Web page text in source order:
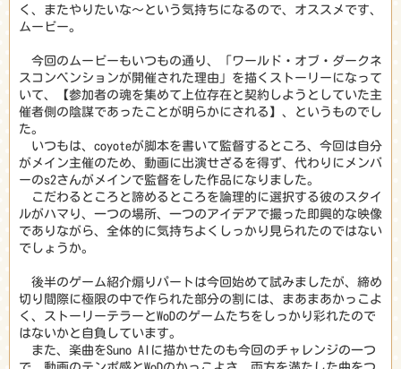
く、またやりたいな〜という気持ちになるので、オススメです、
ムービー。
今回のムービーもいつもの通り、「ワールド・オブ・ダークネ
スコンベンションが開催された理由」を描くストーリーになって
いて、【参加者の魂を集めて上位存在と契約しようとしていた主
催者側の陰謀であったことが明らかにされる】、というものでし
た。
いつもは、coyoteが脚本を書いて監督するところ、今回は自分
がメイン主催のため、動画に出演せざるを得ず、代わりにメンバ
ーのs2さんがメインで監督をした作品になりました。
こだわるところと諦めるところを論理的に選択する彼のスタイ
ルがハマり、一つの場所、一つのアイデアで撮った即興的な映像
でありながら、全体的に気持ちよくしっかり見られたのではない
でしょうか。
後半のゲーム紹介煽りパートは今回始めて試みましたが、締め
切り間際に極限の中で作られた部分の割には、まあまあかっこよ
く、ストーリーテラーとWoDのゲームたちをしっかり彩れたので
はないかと自負しています。
また、楽曲をSuno AIに描かせたのも今回のチャレンジの一つ